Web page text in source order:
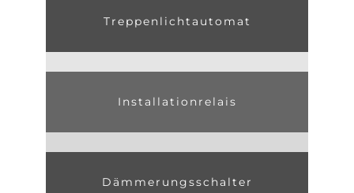
Treppenlichtautomat
Installationrelais
Dämmerungsschalter